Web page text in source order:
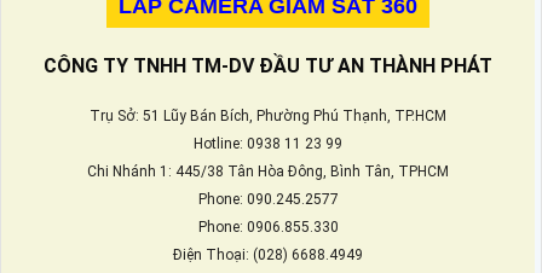
LẮP CAMERA GIÁM SÁT 360
CÔNG TY TNHH TM-DV ĐẦU TƯ AN THÀNH PHÁT
Trụ Sở: 51 Lũy Bán Bích, Phường Phú Thạnh, TP.HCM
Hotline: 0938 11 23 99
Chi Nhánh 1: 445/38 Tân Hòa Đông, Bình Tân, TPHCM
Phone: 090.245.2577
Phone: 0906.855.330
Điện Thoại: (028) 6688.4949